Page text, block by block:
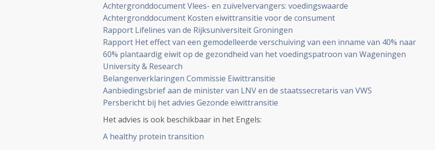
Achtergronddocument Vlees- en zuivelvervangers: voedingswaarde
Achtergronddocument Kosten eiwittransitie voor de consument
Rapport Lifelines van de Rijksuniversiteit Groningen
Rapport Het effect van een gemodelleerde verschuiving van een inname van 40% naar
60% plantaardig eiwit op de gezondheid van het voedingspatroon van Wageningen
University & Research
Belangenverklaringen Commissie Eiwittransitie
Aanbiedingsbrief aan de minister van LNV en de staatssecretaris van VWS
Persbericht bij het advies Gezonde eiwittransitie
Het advies is ook beschikbaar in het Engels:
A healthy protein transition